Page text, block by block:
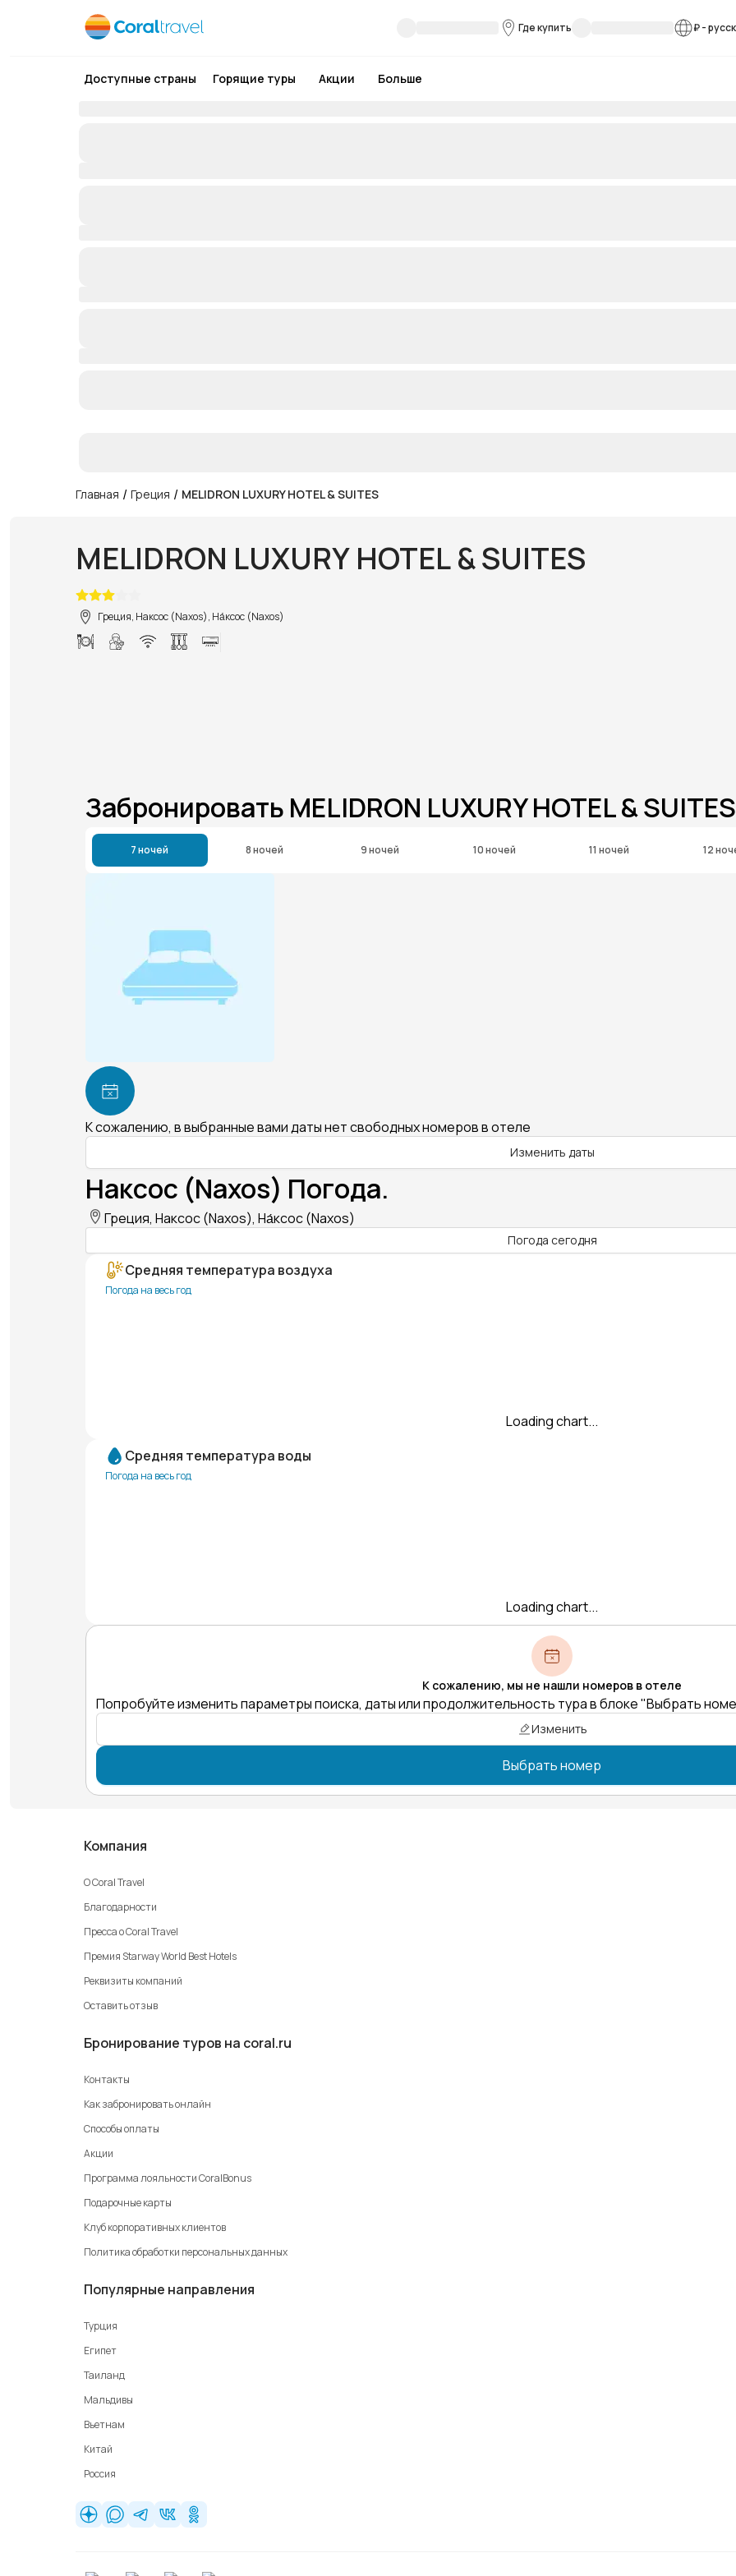
Где купить ₽-
Доступные страны Горящие туры Акции Больше
Главная / Греция / MELIDRON LUXURY HOTEL & SUITES
MELIDRON LUXURY HOTEL & SUITES
Греция, Наксос (Naxos), На́ксос (Naxos)
Забронировать MELIDRON LUXURY HOTEL & SUITES
7 ночей 8 ночей 9 ночей 10 ночей 11 ночей 12
К сожалению, в выбранные вами даты нет свободных номеров в отеле
Изменить даты
Наксос (Naxos) Погода.
Греция, Наксос (Naxos), На́ксос (Naxos)
Погода сегодня
Средняя температура воздуха
Погода на весь год
Loading chart...
Средняя температура воды
Погода на весь год
Loading chart...
К сожалению, мы не нашли номеров в отеле
Попробуйте изменить параметры поиска, даты или продолжительность тура в блоке "Выбрать
Изменить
Выбрать номер
Компания
О Coral Travel
Благодарности
Пресса о Coral Travel
Премия Starway World Best Hotels
Реквизиты компаний
Оставить отзыв
Бронирование туров на coral.ru
Контакты
Как забронировать онлайн
Способы оплаты
Акции
Программа лояльности CoralBonus
Подарочные карты
Клуб корпоративных клиентов
Политика обработки персональных данных
Популярные направления
Турция
Египет
Таиланд
Мальдивы
Вьетнам
Китай
Россия